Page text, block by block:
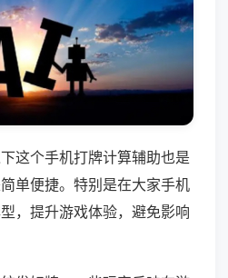
这个手机打牌计算辅助也是
单便捷。特别是在大家手机
，提升游戏体验，避免影响